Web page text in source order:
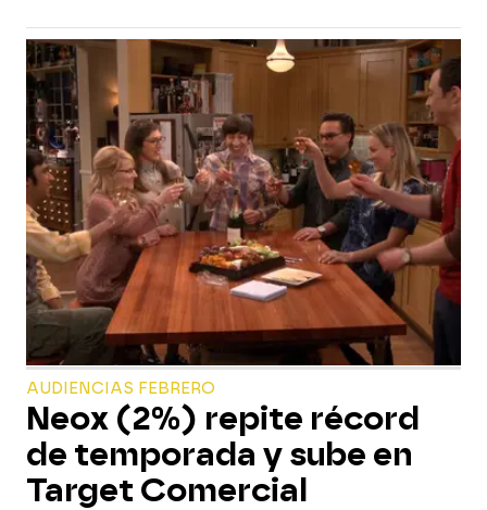
AUDIENCIAS FEBRERO
Neox (2%) repite récord
de temporada y sube en
Target Comercial